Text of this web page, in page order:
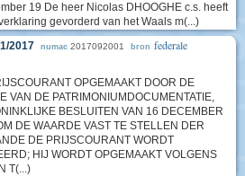
19 De heer Nicolas DHOOGHE c.s. heeft
gevorderd van het Waals m(...)
2017 numac 2017092001 bron federale
OPGEMAAKT DOOR DE
VAN DE PATRIMONIUMDOCUMENTATIE,
BESLUITEN VAN 16 DECEMBER
DE WAARDE VAST TE STELLEN DER
DE PRIJSCOURANT WORDT
HIJ WORDT OPGEMAAKT VOLGENS
T(...)